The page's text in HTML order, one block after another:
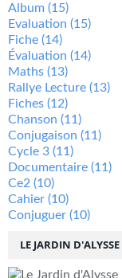
LE JARDIN D'ALYSSE
Album (15)
Evaluation (15)
Fiche (14)
Évaluation (14)
Maths (13)
Rallye Lecture (13)
Fiches (12)
Chanson (11)
Conjugaison (11)
Cycle 3 (11)
Documentaire (11)
Ce2 (10)
Cahier (10)
Conjuguer (10)